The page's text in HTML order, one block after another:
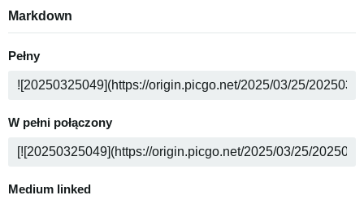
Markdown
Pełny
W pełni połączony
Medium linked